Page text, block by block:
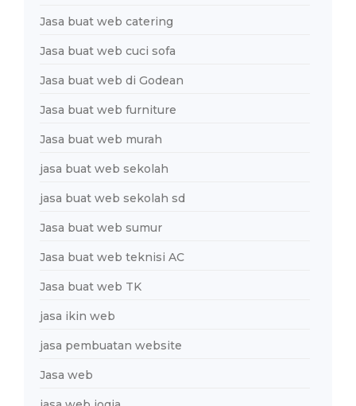
Jasa buat web catering
Jasa buat web cuci sofa
Jasa buat web di Godean
Jasa buat web furniture
Jasa buat web murah
jasa buat web sekolah
jasa buat web sekolah sd
Jasa buat web sumur
Jasa buat web teknisi AC
Jasa buat web TK
jasa ikin web
jasa pembuatan website
Jasa web